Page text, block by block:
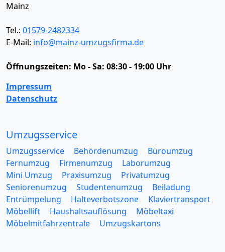
Mainz
Tel.: 01579-2482334
E-Mail: info@mainz-umzugsfirma.de
Öffnungszeiten: Mo - Sa: 08:30 - 19:00 Uhr
Impressum
Datenschutz
Umzugsservice
Umzugsservice Behördenumzug
Büroumzug
Fernumzug
Firmenumzug
Laborumzug
Mini Umzug
Praxisumzug
Privatumzug
Seniorenumzug
Studentenumzug
Beiladung
Entrümpelung
Halteverbotszone
Klaviertransport
Möbellift
Haushaltsauflösung
Möbeltaxi
Möbelmitfahrzentrale
Umzugskartons